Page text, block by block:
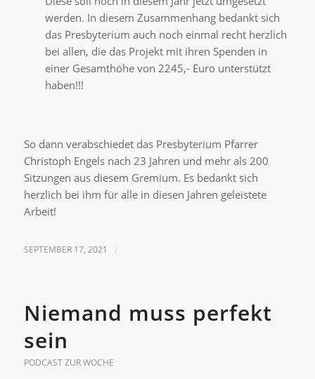
werden. In diesem Zusammenhang bedankt sich
das Presbyterium auch noch einmal recht herzlich
bei allen, die das Projekt mit ihren Spenden in
einer Gesamthöhe von 2245,- Euro unterstützt
haben!!!
So dann verabschiedet das Presbyterium Pfarrer
Christoph Engels nach 23 Jahren und mehr als 200
Sitzungen aus diesem Gremium. Es bedankt sich
herzlich bei ihm für alle in diesen Jahren geleistete
Arbeit!
SEPTEMBER 17, 2021 /
Niemand muss perfekt
sein
PODCAST ZUR WOCHE